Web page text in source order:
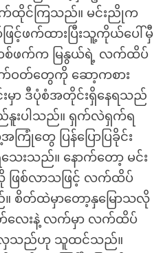
က်ထိုင်ကြသည်။ မင်းညိုက
င့်ဖက်ထားပြီးသူ့ကိုယ်ပေါ်မှီ
စ်ဖက်က မြနွယ်ရဲ့ လက်ထိပ်
ဝတ်တွေကို ဆော့ကစား
မှာ ဒီပုံစံအတိုင်းရှိနေရသည်
နူးပါသည်။ ရှက်လဲရှက်ရ
တွေ ပြန်ပြောပြခိုင်း
သေးသည်။ နောက်တော့ မင်း
ြစ်လာသဖြင့် လက်ထိပ်
စိတ်ထဲမှာတော့နှမြောသလို
တ်လေးနဲ့ လက်မှာ လက်ထိပ်
လှသည်ဟု သူထင်သည်။